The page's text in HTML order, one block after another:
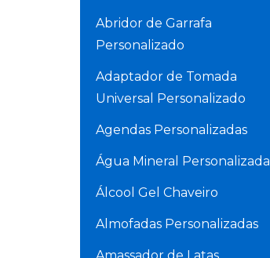
Abridor de Garrafa
Personalizado
Adaptador de Tomada
Universal Personalizado
Agendas Personalizadas
Água Mineral Personalizada
Álcool Gel Chaveiro
Almofadas Personalizadas